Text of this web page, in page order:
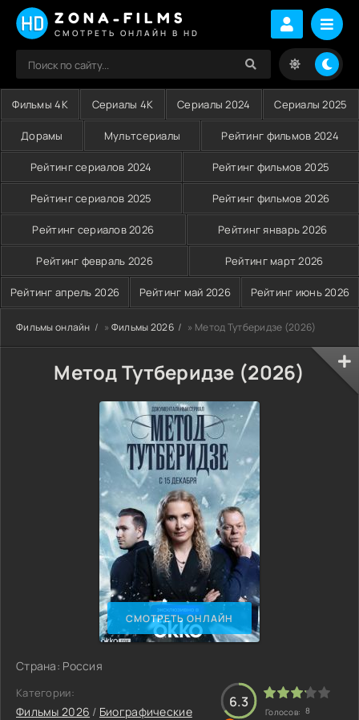
ZONA-FILMS
СМОТРЕТЬ ОНЛАЙН В HD
Фильмы 4K Сериалы 4K Сериалы 2024 Сериалы 2025
Дорамы Мультсериалы Рейтинг фильмов 2024
Рейтинг сериалов 2024 Рейтинг фильмов 2025
Рейтинг сериалов 2025 Рейтинг фильмов 2026
Рейтинг сериалов 2026 Рейтинг январь 2026
Рейтинг февраль 2026 Рейтинг март 2026
Рейтинг апрель 2026 Рейтинг май 2026 Рейтинг июнь 2026
Фильмы онлайн » Фильмы 2026 » Метод Тутберидзе (2026)
Метод Тутберидзе (2026)
СМОТРЕТЬ ОНЛАЙН
Страна: Россия
Категории:
Фильмы 2026 / Биографические
6.3
Голосов: 8